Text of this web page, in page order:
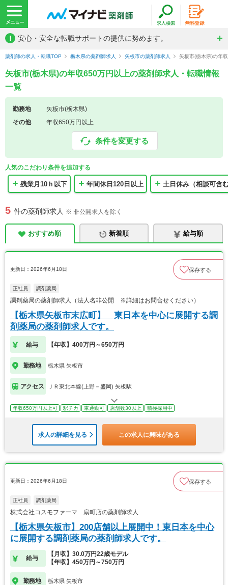
! 安心・安全な転職サポートの提供に努めます。
薬剤師の求人・転職TOP 栃木県の薬剤師求人 矢板市の薬剤師求人 矢板市(栃木県)の年
矢板市(栃木県)の年収650万円以上の薬剤師求人・転職情報
一覧
勤務地
矢板市(栃木県)
その他
年収650万円以上
条件を変更する
人気のこだわり条件を追加する
残業月10ｈ以下 年間休日120日以上 土日休み（相談可含
5 件の薬剤師求人 ※ 非公開求人を除く
おすすめ順 新着順 給与順
更新日：2026年6月18日 保存する
正社員 調剤薬局
調剤薬局の薬剤師求人（法人名非公開 ※詳細はお問合せください）
【栃木県矢板市末広町】 東日本を中心に展開する調
剤薬局の薬剤師求人です。
給与 【年収】400万円～650万円
勤務地 栃木県 矢板市
アクセス ＪＲ東北本線(上野－盛岡) 矢板駅
年収650万円以上可 駅チカ 車通勤可 店舗数30以上 積極採用中
求人の詳細を見る この求人に興味がある
更新日：2026年6月18日 保存する
正社員 調剤薬局
株式会社コスモファーマ 扇町店の薬剤師求人
【栃木県矢板市】200店舗以上展開中！東日本を中心
に展開する調剤薬局の薬剤師求人です。
給与
【月収】30.0万円22歳モデル
【年収】450万円～750万円
勤務地 栃木県 矢板市